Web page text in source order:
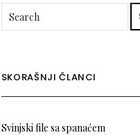
SKORAŠNJI ČLANCI
Svinjski file sa spanaćem